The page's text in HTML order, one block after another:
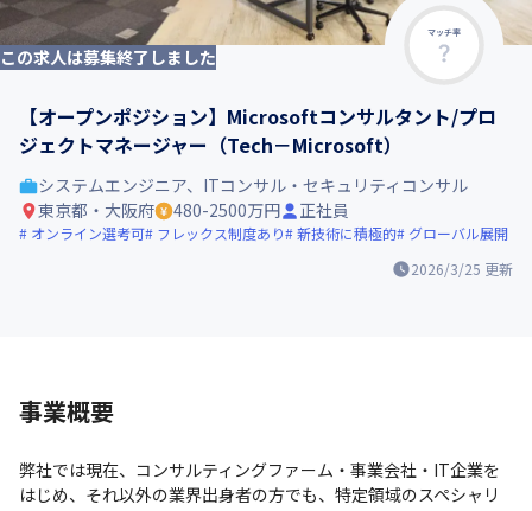
マッチ率
この求人は募集終了しました
【オープンポジション】Microsoftコンサルタント/プロ
ジェクトマネージャー（Tech－Microsoft）
2026/3/25 更新
システムエンジニア、ITコンサル・セキュリティコンサル
東京都・大阪府
480-2500万円 正社員
オンライン選考可 フレックス制度あり 新技術に積極的 グローバル展開
事業概要
弊社では現在、コンサルティングファーム・事業会社・IT企業を
はじめ、それ以外の業界出身者の方でも、特定領域のスペシャリ